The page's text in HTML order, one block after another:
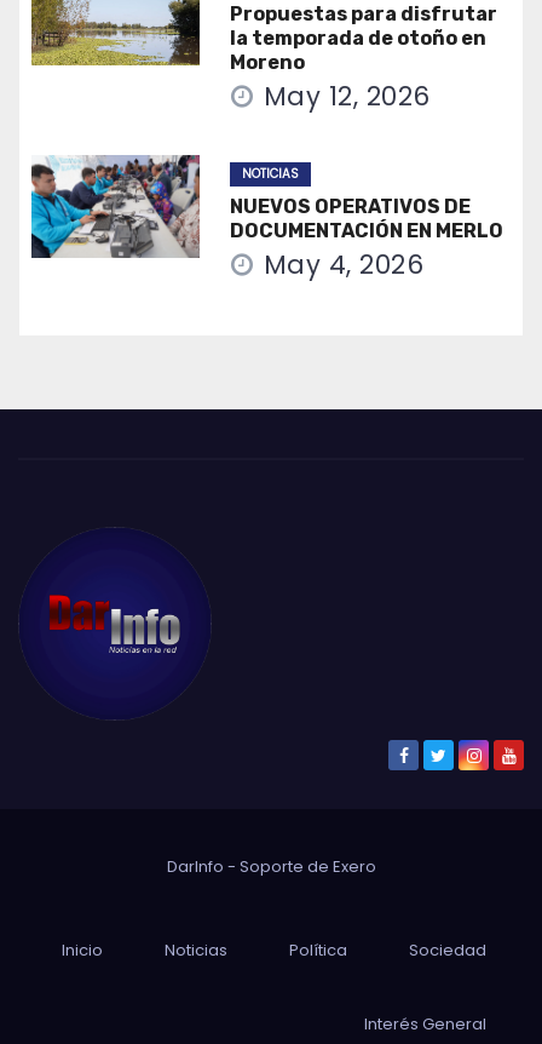
Propuestas para disfrutar
la temporada de otoño en
Moreno
May 12, 2026
NOTICIAS
NUEVOS OPERATIVOS DE
DOCUMENTACIÓN EN MERLO
May 4, 2026
DarInfo - Soporte de Exero
Inicio Noticias Política Sociedad
Interés General